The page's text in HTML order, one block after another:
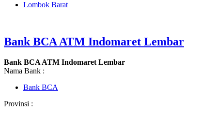
Lombok Barat
Bank BCA ATM Indomaret Lembar
Bank BCA ATM Indomaret Lembar
Nama Bank :
Bank BCA
Provinsi :